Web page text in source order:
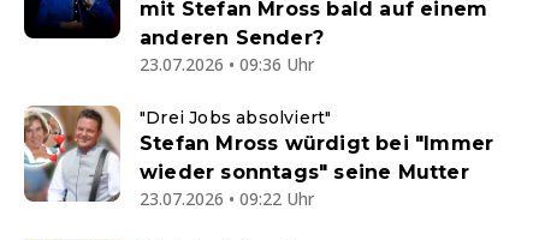
mit Stefan Mross bald auf einem
anderen Sender?
23.07.2026 • 09:36 Uhr
"Drei Jobs absolviert"
Stefan Mross würdigt bei "Immer
wieder sonntags" seine Mutter
23.07.2026 • 09:22 Uhr